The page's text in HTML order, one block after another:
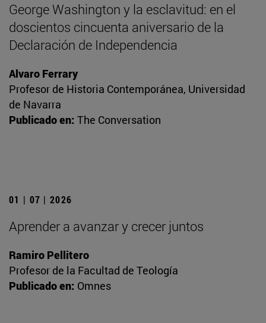
George Washington y la esclavitud: en el
doscientos cincuenta aniversario de la
Declaración de Independencia
Alvaro Ferrary
Profesor de Historia Contemporánea, Universidad
de Navarra
Publicado en: The Conversation
01 | 07 | 2026
Aprender a avanzar y crecer juntos
Ramiro Pellitero
Profesor de la Facultad de Teología
Publicado en: Omnes